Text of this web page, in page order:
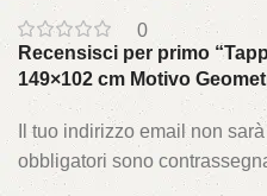
0
Recensisci per primo
149×102 cm Motivo
Il tuo indirizzo email non
obbligatori sono